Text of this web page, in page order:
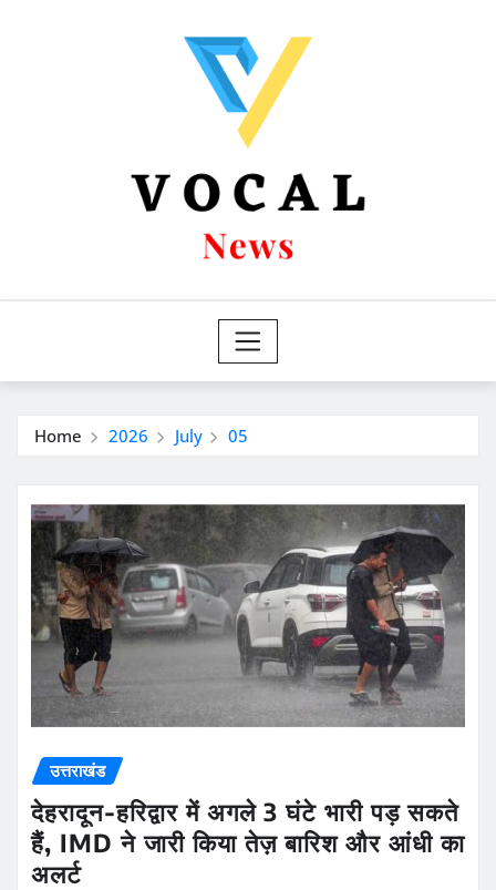
Home 2026 July 05
उत्तराखंड
देहरादून-हरिद्वार में अगले 3 घंटे भारी पड़ सकते
हैं, IMD ने जारी किया तेज़ बारिश और आंधी का
अलर्ट